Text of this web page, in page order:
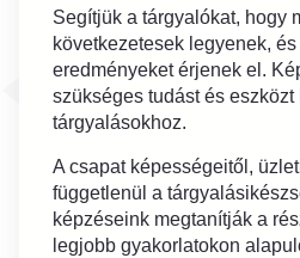
Segítjük a tárgyalókat, hogy
következetesek legyenek,
eredményeket érjenek el.
szükséges tudást és
tárgyalásokhoz.
A csapat képességeitől,
függetlenül a
képzéseink megtanítják a
legjobb gyakorlatokon